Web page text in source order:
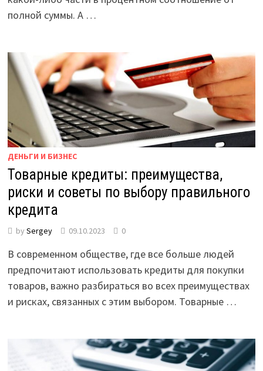
полной суммы. А …
ДЕНЬГИ И БИЗНЕС
Товарные кредиты: преимущества,
риски и советы по выбору правильного
кредита
by Sergey 09.10.2023 0
В современном обществе, где все больше людей
предпочитают использовать кредиты для покупки
товаров, важно разбираться во всех преимуществах
и рисках, связанных с этим выбором. Товарные …